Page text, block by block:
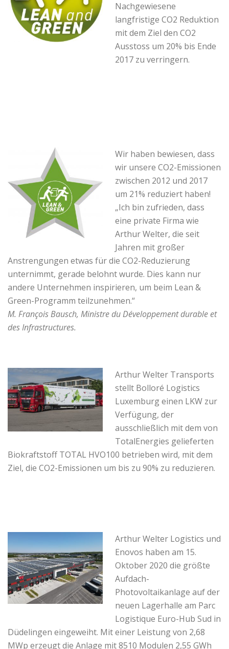
Nachgewiesene
langfristige CO2 Reduktion
mit dem Ziel den CO2
Ausstoss um 20% bis Ende
2017 zu verringern.
Wir haben bewiesen, dass
wir unsere CO2-Emissionen
zwischen 2012 und 2017
um 21% reduziert haben!
„Ich bin zufrieden, dass
eine private Firma wie
Arthur Welter, die seit
Jahren mit großer
Anstrengungen etwas für die CO2-Reduzierung
unternimmt, gerade belohnt wurde. Dies kann nur
andere Unternehmen inspirieren, um beim Lean &
Green-Programm teilzunehmen.“
M. François Bausch, Ministre du Développement durable et
des Infrastructures.
Arthur Welter Transports
stellt Bolloré Logistics
Luxemburg einen LKW zur
Verfügung, der
ausschließlich mit dem von
TotalEnergies gelieferten
Biokraftstoff TOTAL HVO100 betrieben wird, mit dem
Ziel, die CO2-Emissionen um bis zu 90% zu reduzieren.
Arthur Welter Logistics und
Enovos haben am 15.
Oktober 2020 die größte
Aufdach-
Photovoltaikanlage auf der
neuen Lagerhalle am Parc
Logistique Euro-Hub Sud in
Düdelingen eingeweiht. Mit einer Leistung von 2,68
MWp erzeugt die Anlage mit 8510 Modulen 2,55 GWh